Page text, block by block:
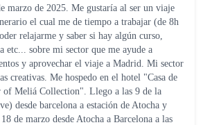
marzo de 2025. Me gustaría al ser un viaje
el cual me de tiempo a trabajar (de 8h
relajarme y saber si hay algún curso,
etc... sobre mi sector que me ayude a
y aprovechar el viaje a Madrid. Mi sector
creativas. Me hospedo en el hotel "Casa de
of Meliá Collection". Llego a las 9 de la
desde barcelona a estación de Atocha y
de marzo desde Atocha a Barcelona a las